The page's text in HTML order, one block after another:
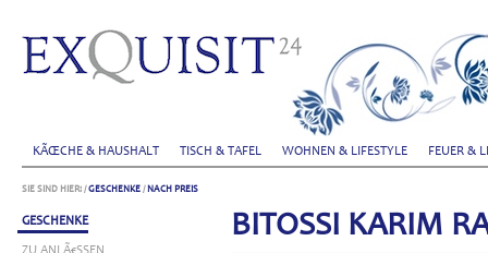
KÃŒCHE & HAUSHALT TISCH & TAFEL WOHNEN & LIFESTYLE FEUER &
SIE SIND HIER: /GESCHENKE / NACH PREIS
GESCHENKE BITOSSI KARIM